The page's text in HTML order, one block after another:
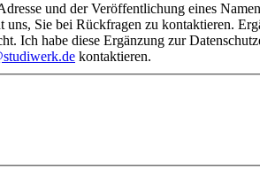
Feld „Einsender“ ein. Ihre E-Mail-Adresse wird ausschließlich für interne
Sie bei Rückfragen zu kontaktieren.
Ich habe diese Ergänzung zur
kontaktieren.